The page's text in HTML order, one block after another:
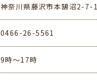
神奈川県藤沢市本鵠沼2-7-1
0466-26-5561
9時～17時